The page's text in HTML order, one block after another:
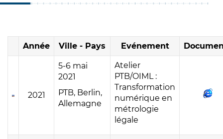
Année Ville - Pays Evénement
2021
5-6 mai
2021
PTB, Berlin,
Allemagne
Atelier
PTB/OIML :
Transformation
numérique en
métrologie
légale